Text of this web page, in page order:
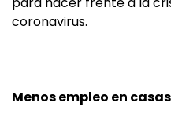
coronavirus.
Menos empleo en